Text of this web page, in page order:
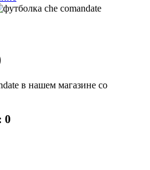
в нашем магазине со
0